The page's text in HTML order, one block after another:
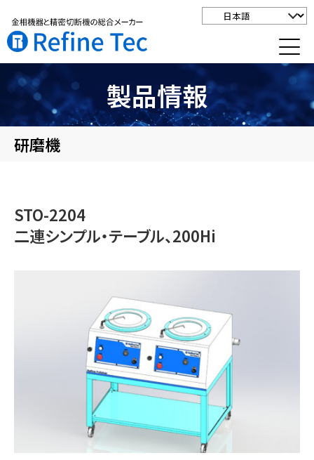
製品情報
研磨機
STO-2204
二連シンプル・テーブル、200Hi